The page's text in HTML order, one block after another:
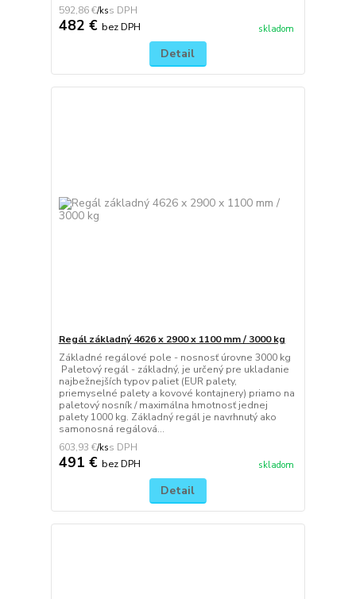
592,86 €/ks
482 € bez DPH skladom
Detail
Regál základný 4626 x 2900 x 1100 mm / 3000 kg
Základné regálové pole - nosnosť úrovne 3000 kg
Paletový regál - základný, je určený pre ukladanie
najbežnejších typov paliet (EUR palety,
priemyselné palety a kovové kontajnery) priamo na
paletový nosník / maximálna hmotnosť jednej
palety 1000 kg. Základný regál je navrhnutý ako
samonosná regálová...
603,93 €/ks
491 € bez DPH skladom
Detail